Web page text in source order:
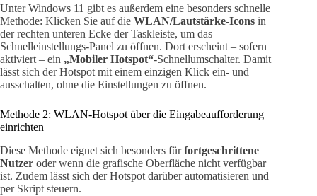
Unter Windows 11 gibt es außerdem eine besonders schnelle
Methode: Klicken Sie auf die WLAN/Lautstärke-Icons in
der rechten unteren Ecke der Taskleiste, um das
Schnelleinstellungs-Panel zu öffnen. Dort erscheint – sofern
aktiviert – ein „Mobiler Hotspot“-Schnellumschalter. Damit
lässt sich der Hotspot mit einem einzigen Klick ein- und
ausschalten, ohne die Einstellungen zu öffnen.
Methode 2: WLAN-Hotspot über die Eingabeaufforderung
einrichten
Diese Methode eignet sich besonders fürfortgeschrittene
Nutzer oder wenn die grafische Oberfläche nicht verfügbar
ist. Zudem lässt sich der Hotspot darüber automatisieren und
per Skript steuern.